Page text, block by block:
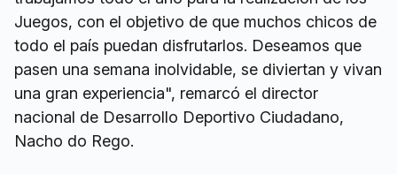
Juegos, con el objetivo de que muchos chicos de
todo el país puedan disfrutarlos. Deseamos que
pasen una semana inolvidable, se diviertan y vivan
una gran experiencia", remarcó el director
nacional de Desarrollo Deportivo Ciudadano,
Nacho do Rego.